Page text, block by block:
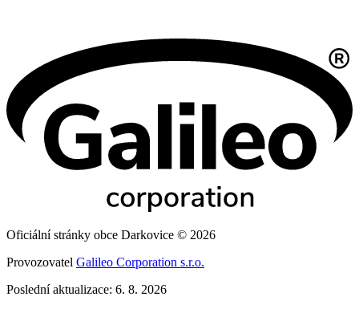
Oficiální stránky obce Darkovice © 2026
Provozovatel Galileo Corporation s.r.o.
Poslední aktualizace: 6. 8. 2026